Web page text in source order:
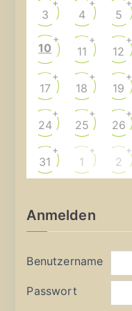
3
+
4
+
5
+
10
+
11
+
12
+
17
+
18
+
19
+
24
+
25
+
26
+
31
+
1
+
2
+
Anmelden
Benutzername
Passwort